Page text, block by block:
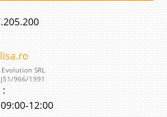
Vizon 90-100-120-
SRL
966/1991
:
12:00